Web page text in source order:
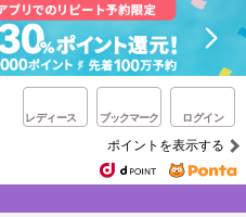
レディース ブックマーク ログイン
ポイントを表示する